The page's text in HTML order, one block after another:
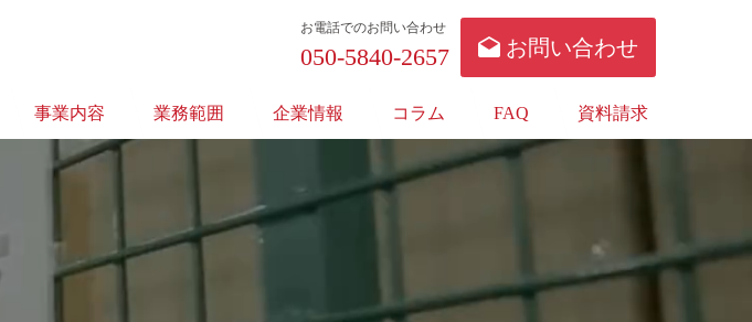
お電話でのお問い合わせ
050-5840-2657 お問い合わせ
事業内容 業務範囲 企業情報 コラム FAQ 資料請求